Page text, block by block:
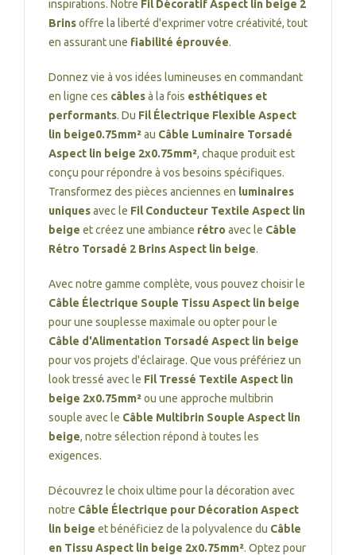
inspirations. Notre Fil Décoratif Aspect lin beige 2
Brinsoffre la liberté d'exprimer votre créativité, tout
en assurant une fiabilité éprouvée.
Donnez vie à vos idées lumineuses en commandant
en ligne ces câblesà la fois esthétiques et
performants. Du Fil Électrique Flexible Aspect
lin beige0.75mm²au Câble Luminaire Torsadé
Aspect lin beige 2x0.75mm², chaque produit est
conçu pour répondre à vos besoins spécifiques.
Transformez des pièces anciennes en luminaires
uniquesavec le Fil Conducteur Textile Aspect lin
beige et créez une ambiance rétro avec le Câble
Rétro Torsadé 2 Brins Aspect lin beige.
Avec notre gamme complète, vous pouvez choisir le
Câble Électrique Souple Tissu Aspect lin beige
pour une souplesse maximale ou opter pour le
Câble d'Alimentation Torsadé Aspect lin beige
pour vos projets d'éclairage. Que vous préfériez un
look tressé avec le Fil Tressé Textile Aspect lin
beige 2x0.75mm²ou une approche multibrin
souple avec le Câble Multibrin Souple Aspect lin
beige, notre sélection répond à toutes les
exigences.
Découvrez le choix ultime pour la décoration avec
notre Câble Électrique pour Décoration Aspect
lin beige et bénéficiez de la polyvalence du Câble
en Tissu Aspect lin beige 2x0.75mm². Optez pour